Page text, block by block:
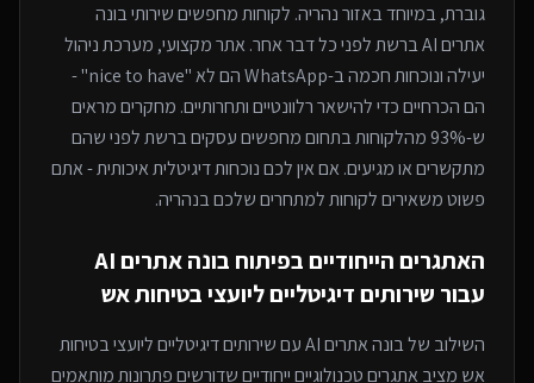
גוברת, במיוחדבאזור נהריה. לקוחות מחפשים שירותיבונה
אתרים AI
ברשת לפני כל דבר אחר. אתר מקצועי, מערכת ניהול
יעילה ונוכחות חכמה ב-WhatsApp הם לא "nice to have" -
הם הכרחיים כדי להישאר רלוונטיים ותחרותיים. מחקרים מראים
ש-93% מהלקוחות בתחום מחפשים עסקים ברשת לפני שהם
מתקשרים או מגיעים. אם אין לכם נוכחות דיגיטלית איכותית - אתם
פשוט משאירים לקוחות למתחריםשלכם בנהריה.
האתגרים הייחודיים בפיתוח בונה אתרים AI
עבור שירותים דיגיטליים ליועצי בטיחות אש
השילוב שלבונה אתרים AI עםשירותים דיגיטליים ליועצי בטיחות
אש מציב אתגרים טכנולוגיים ייחודיים שדורשים פתרונות מותאמים